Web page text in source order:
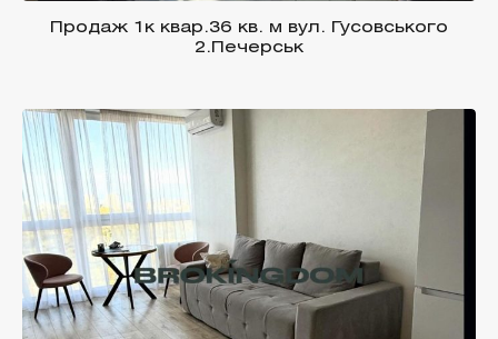
Продаж 1к квар.36 кв. м вул. Гусовського
2.Печерськ